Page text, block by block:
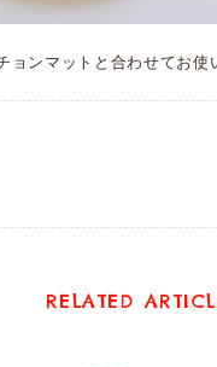
ョンマットと合わせてお
RELATED